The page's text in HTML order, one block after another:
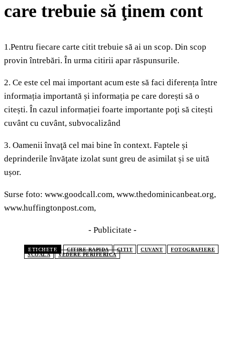
care trebuie să ţinem cont
1.Pentru fiecare carte citit trebuie să ai un scop. Din scop
provin întrebări. În urma citirii apar răspunsurile.
2. Ce este cel mai important acum este să faci diferența între
informația importantă și informația pe care dorești să o
citești. În cazul informației foarte importante poţi să citești
cuvânt cu cuvânt, subvocalizând
3. Oamenii învaţă cel mai bine în context. Faptele și
deprinderile învăţate izolat sunt greu de asimilat și se uită
ușor.
Surse foto: www.goodcall.com, www.thedominicanbeat.org,
www.huffingtonpost.com,
- Publicitate -
ETICHETE CITIRE RAPIDA CITIT CUVANT
FOTOGRAFIERE
SCOALA
VEDERE PERIFERICA